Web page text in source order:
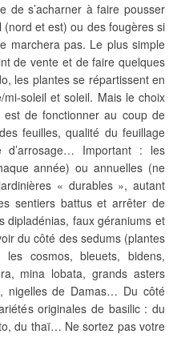
de s’acharner à faire pousser
(nord et est) ou des fougères si
marchera pas. Le plus simple
de vente et de faire quelques
les plantes se répartissent en
soleil et soleil. Mais le choix
de fonctionner au coup de
feuilles, qualité du feuillage
d’arrosage… Important : les
année) ou annuelles (ne
« durables », autant
sentiers battus et arrêter de
dipladénias, faux géraniums et
du côté des sedums (plantes
cosmos, bleuets, bidens,
mina lobata, grands asters
nigelles de Damas… Du côté
originales de basilic : du
du thaï… Ne sortez pas votre